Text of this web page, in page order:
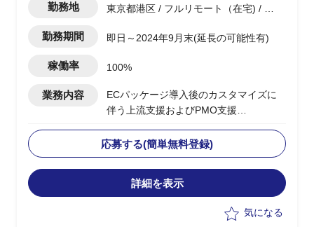
勤務地
東京都港区 / フルリモート（在宅) / 浜
勤務期間 即日～2024年9月末(延長の可能性有)
稼働率 100%
業務内容
ECパッケージ導入後のカスタマイズに
伴う上流支援およびPMO支援
・Hit＆Gap及び要件定義など上流工程を
担当
・PM補佐としてプロジェクトの管理お
よび推進を担当
応募する(簡単無料登録)
詳細を表示
気になる